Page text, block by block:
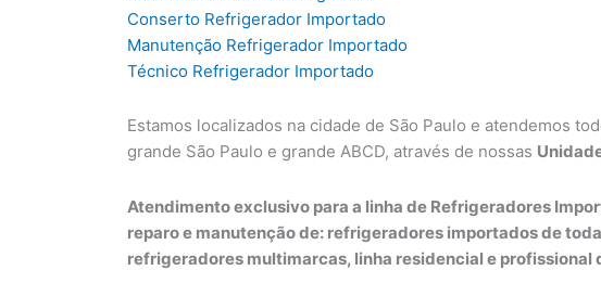
Conserto Refrigerador Importado
Manutenção Refrigerador Importado
Técnico Refrigerador Importado
Estamos localizados na cidade de São Paulo e atendemos
grande São Paulo e grande ABCD, através de nossas
Atendimento exclusivo para a linha de Refrigeradores
reparo e manutenção de: refrigeradores importados de
refrigeradores multimarcas, linha residencial e profissional